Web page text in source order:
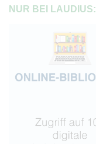
NUR BEI LAUDIUS: